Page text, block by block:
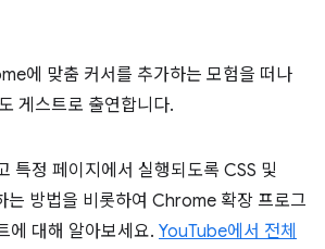
에 맞춤 커서를 추가하는 모험을 떠나
게스트로 출연합니다.
특정 페이지에서 실행되도록 CSS 및
방법을 비롯하여 Chrome 확장 프로그
에 대해 알아보세요. YouTube에서 전체